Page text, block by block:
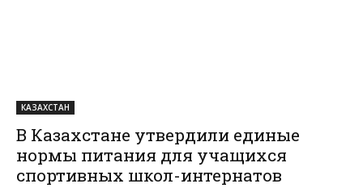
КАЗАХСТАН
В Казахстане утвердили единые
нормы питания для учащихся
спортивных школ-интернатов